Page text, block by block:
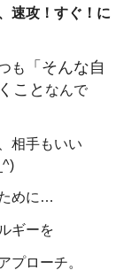
速攻！すぐ！に
も
「そんな自
こと なんで
相手もいい
めに…
ギーを
プローチ。